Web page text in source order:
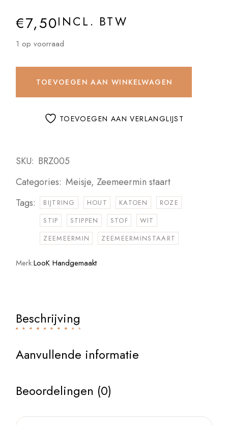
€7,50INCL. BTW
1 op voorraad
TOEVOEGEN AAN WINKELWAGEN
TOEVOEGEN AAN VERLANGLIJST
SKU: BRZ005
Categories: Meisje, Zeemeermin staart
Tags:
BIJTRING HOUT KATOEN
ROZE
STIP
STIPPEN STOF
WIT
ZEEMEERMIN
ZEEMEERMINSTAART
Merk:LooK Handgemaakt
Beschrijving
Aanvullende informatie
Beoordelingen (0)